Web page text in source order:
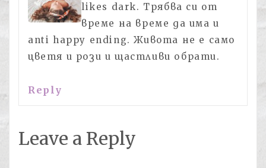
likes dark. Трябва си от
време на време да има и
anti happy ending. Живота не е само
цветя и рози и щастливи обрати.
Reply
Leave a Reply